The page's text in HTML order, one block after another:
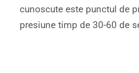
cunoscute este punctul de
presiune timp de 30-60 de